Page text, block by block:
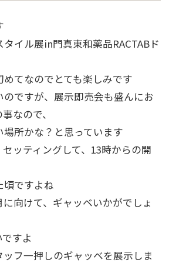
イル展in門真東和薬品RACTABド
てなのでとても楽しみです
のですが、展示即売会も盛んにお
なので、
所かな？と思っています
ッティングして、13時からの開
頃ですよね
向けて、ギャッベいかがでしょ
すよ
フ一押しのギャッベを展示しま